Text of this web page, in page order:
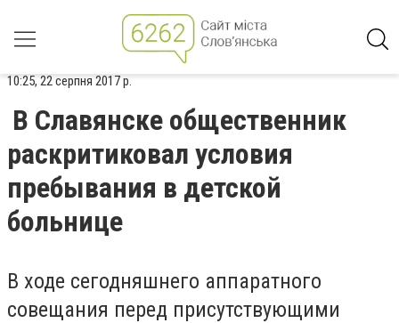
10:25, 22 серпня 2017 р.
В Славянске общественник
раскритиковал условия
пребывания в детской
больнице
В ходе сегодняшнего аппаратного
совещания перед присутствующими